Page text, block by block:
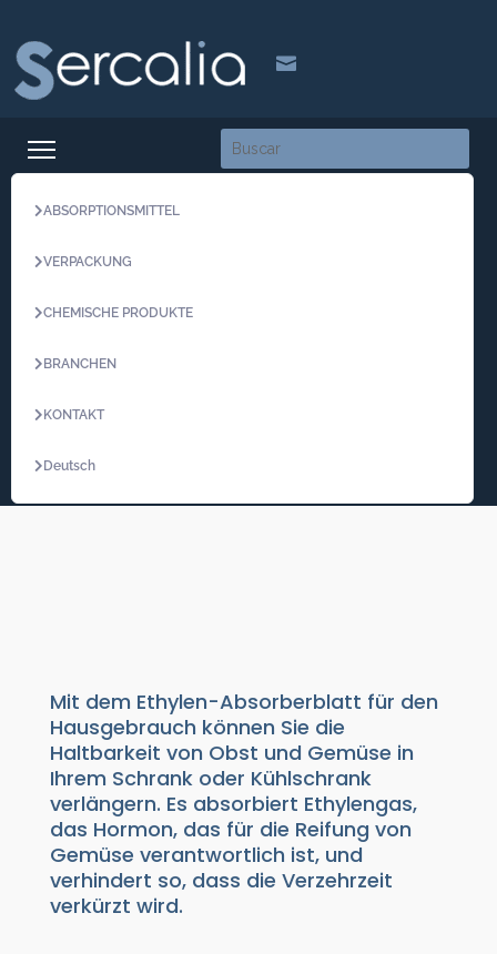

ABSORPTIONSMITTEL
VERPACKUNG
CHEMISCHE PRODUKTE
BRANCHEN
KONTAKT
Deutsch
Mit dem Ethylen-Absorberblatt für den
Hausgebrauch können Sie die
Haltbarkeit von Obst und Gemüse in
Ihrem Schrank oder Kühlschrank
verlängern. Es absorbiert Ethylengas,
das Hormon, das für die Reifung von
Gemüse verantwortlich ist, und
verhindert so, dass die Verzehrzeit
verkürzt wird.